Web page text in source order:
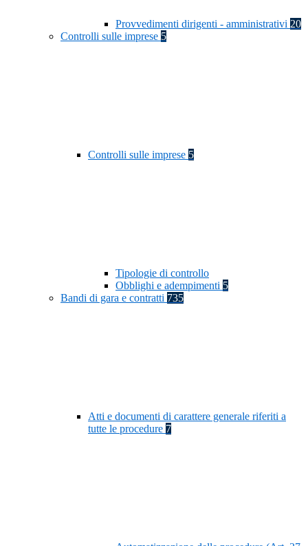
Provvedimenti dirigenti - amministrativi 20
Controlli sulle imprese 5
Controlli sulle imprese 5
Tipologie di controllo
Obblighi e adempimenti 5
Bandi di gara e contratti 735
Atti e documenti di carattere generale riferiti a
tutte le procedure 7